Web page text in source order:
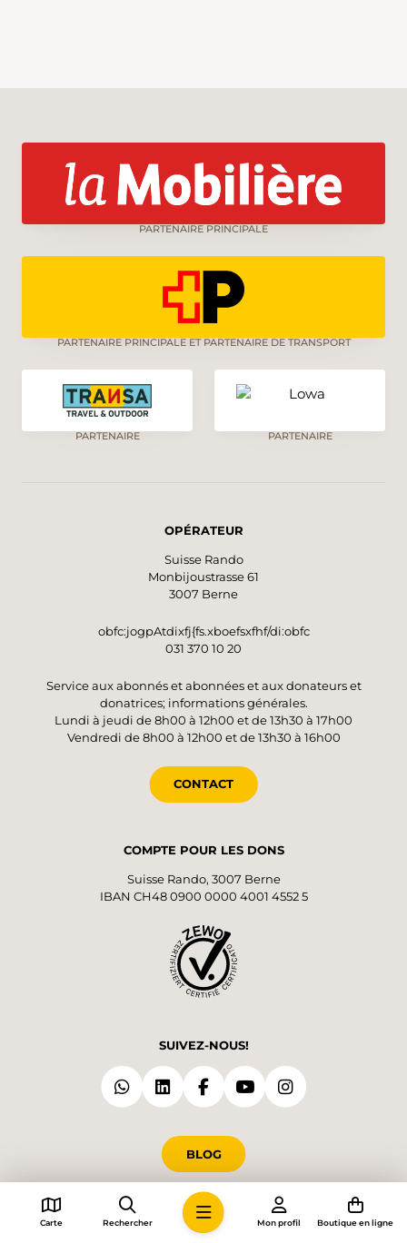
PARTENAIRE PRINCIPALE
PARTENAIRE PRINCIPALE ET PARTENAIRE DE TRANSPORT
PARTENAIRE PARTENAIRE
OPÉRATEUR
Suisse Rando
Monbijoustrasse 61
3007 Berne
obfc:jogpAtdixfj{fs.xboefsxfhf/di:obfc
031 370 10 20
Service aux abonnés et abonnées et aux donateurs et
donatrices; informations générales.
Lundi à jeudi de 8h00 à 12h00 et de 13h30 à 17h00
Vendredi de 8h00 à 12h00 et de 13h30 à 16h00
CONTACT
COMPTE POUR LES DONS
Suisse Rando, 3007 Berne
IBAN CH48 0900 0000 4001 4552 5
SUIVEZ-NOUS!
BLOG
LANGUES
Carte Rechercher Mon profil Boutique en ligne